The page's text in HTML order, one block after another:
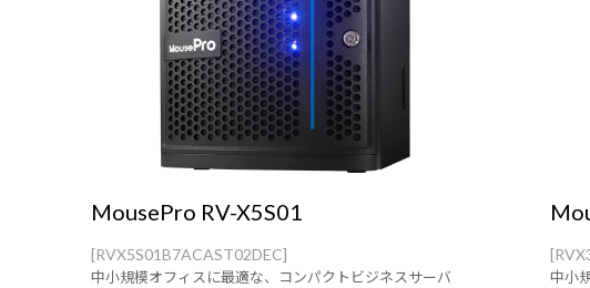
MousePro RV-X5S01
[RVX5S01B7ACAST02DEC]
中小規模オフィスに最適な、コンパクトビジネスサーバ
中小